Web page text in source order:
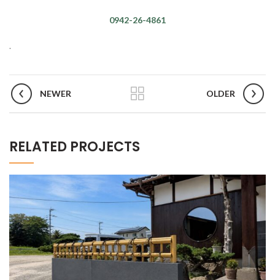
0942-26-4861
.
NEWER OLDER
RELATED PROJECTS